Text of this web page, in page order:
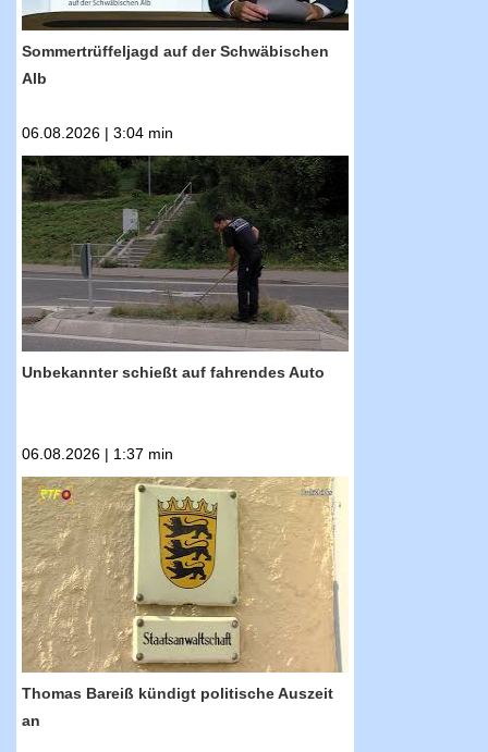
Sommertrüffeljagd auf der Schwäbischen
Alb
06.08.2026 | 3:04 min
RTF.1-Nachrichten: Unbekannter schießt auf
fahrendes Auto
Unbekannter schießt auf fahrendes Auto
06.08.2026 | 1:37 min
RTF.1-Nachrichten: Thomas Bareiß kündigt
politische Auszeit an
Thomas Bareiß kündigt politische Auszeit
an